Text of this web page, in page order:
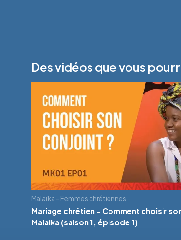
Des vidéos que vous
Malaïka - Femmes chrétiennes
Mariage chrétien - Comment choisir
Malaika (saison 1, épisode 1)